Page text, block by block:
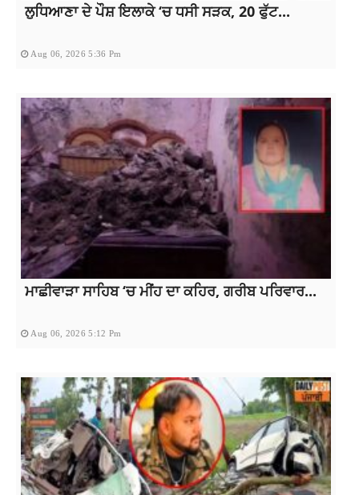
ਲੁਧਿਆਣਾ ਦੇ ਪੌਸ਼ ਇਲਾਕੇ ‘ਚ ਧਸੀ ਸੜਕ, 20 ਫੁੱਟ...
Aug 06, 2026 5:36 Pm
ਮਾਛੀਵਾੜਾ ਸਾਹਿਬ ‘ਚ ਮੀਂਹ ਦਾ ਕਹਿਰ, ਗਰੀਬ ਪਰਿਵਾਰ...
Aug 06, 2026 5:12 Pm